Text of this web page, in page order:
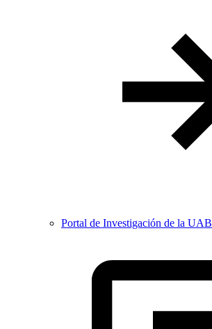
Portal de Investigación de la UAB